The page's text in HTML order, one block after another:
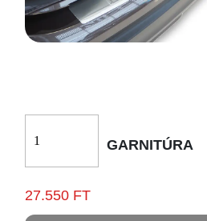
GARNITÚRA
27.550 FT